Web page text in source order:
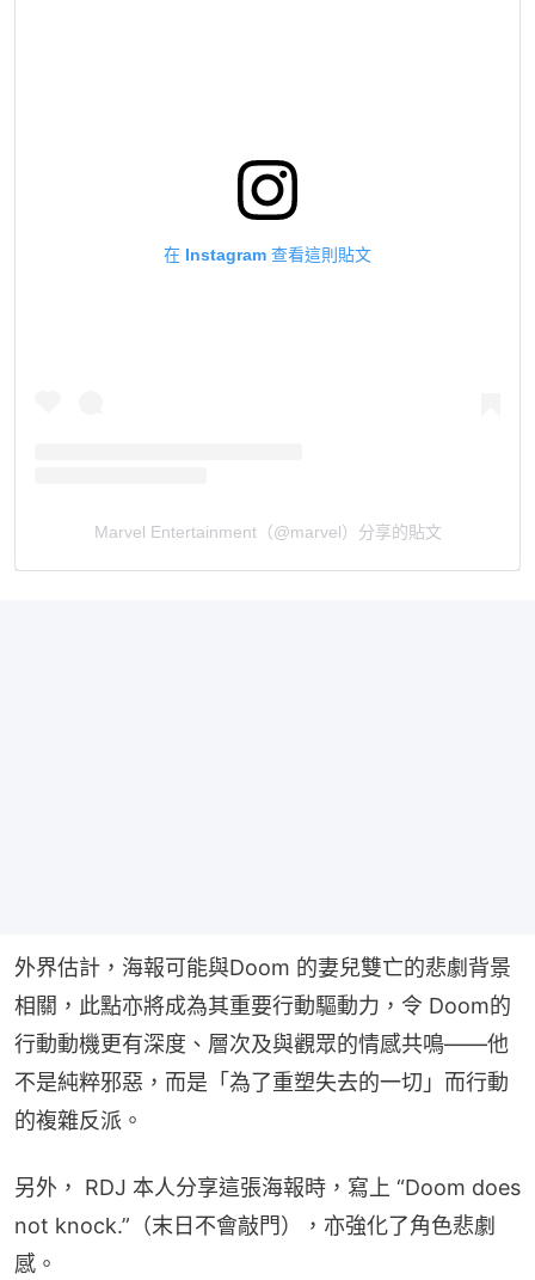
在 Instagram 查看這則貼文
Marvel Entertainment（@marvel）分享的貼文
外界估計，海報可能與Doom 的妻兒雙亡的悲劇背景
相關，此點亦將成為其重要行動驅動力，令 Doom的
行動動機更有深度、層次及與觀眾的情感共鳴——他
不是純粹邪惡，而是「為了重塑失去的一切」而行動
的複雜反派。
另外， RDJ 本人分享這張海報時，寫上 “Doom does
not knock.”（末日不會敲門），亦強化了角色悲劇
感。